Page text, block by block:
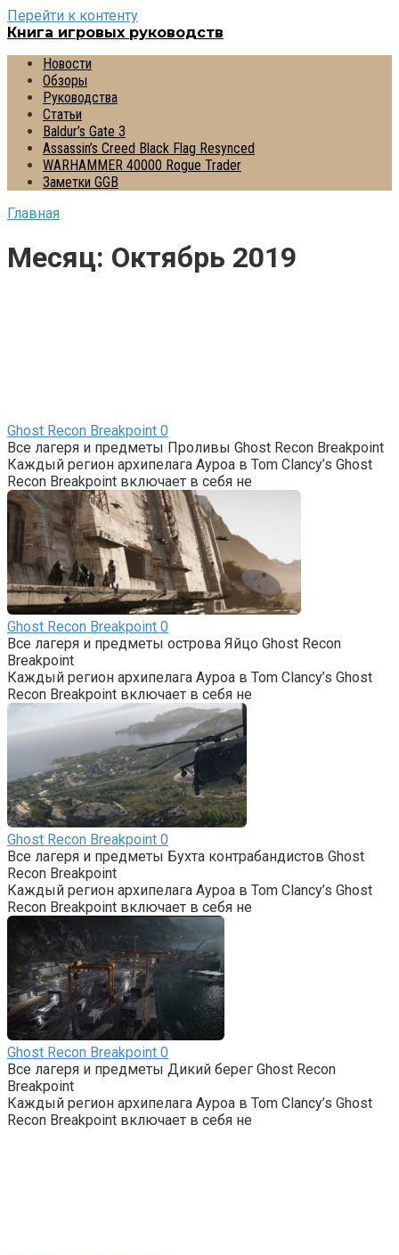
Перейти к контенту
Книга игровых руководств
Новости
Обзоры
Руководства
Статьи
Baldur’s Gate 3
Assassin’s Creed Black Flag Resynced
WARHAMMER 40000 Rogue Trader
Заметки GGB
Главная
Месяц: Октябрь 2019
Ghost Recon Breakpoint 0
Все лагеря и предметы Проливы Ghost Recon Breakpoint
Каждый регион архипелага Ауроа в Tom Clancy’s Ghost
Recon Breakpoint включает в себя не
Ghost Recon Breakpoint 0
Все лагеря и предметы острова Яйцо Ghost Recon
Breakpoint
Каждый регион архипелага Ауроа в Tom Clancy’s Ghost
Recon Breakpoint включает в себя не
Ghost Recon Breakpoint 0
Все лагеря и предметы Бухта контрабандистов Ghost
Recon Breakpoint
Каждый регион архипелага Ауроа в Tom Clancy’s Ghost
Recon Breakpoint включает в себя не
Ghost Recon Breakpoint 0
Все лагеря и предметы Дикий берег Ghost Recon
Breakpoint
Каждый регион архипелага Ауроа в Tom Clancy’s Ghost
Recon Breakpoint включает в себя не